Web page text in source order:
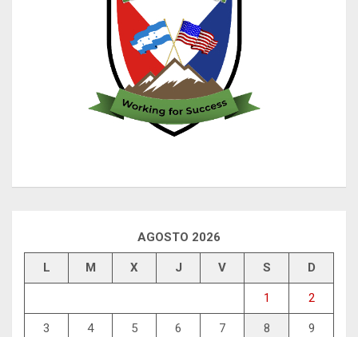
AGOSTO 2026
L M X J V S D
1 2
3 4 5 6 7 8 9